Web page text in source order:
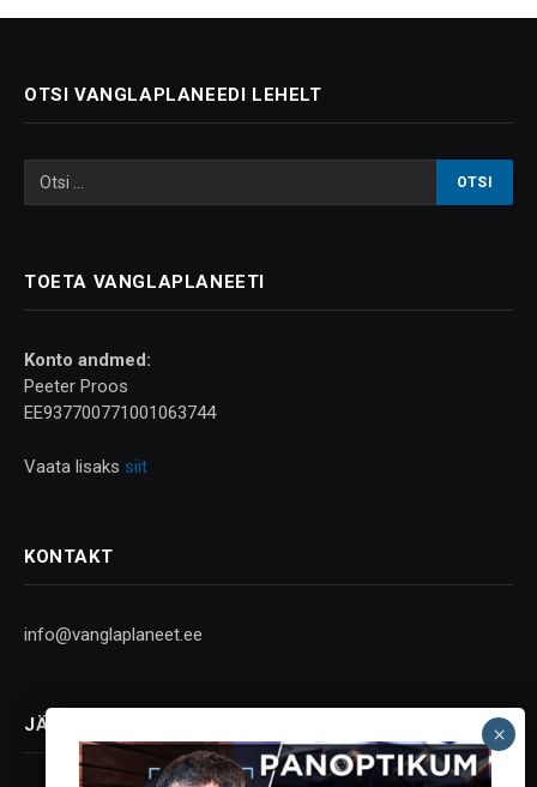
OTSI VANGLAPLANEEDI LEHELT
TOETA VANGLAPLANEETI
Konto andmed:
Peeter Proos
EE937700771001063744
Vaata lisaks siit
KONTAKT
info@vanglaplaneet.ee
JÄLGI SOTSIAALMEEDIAS